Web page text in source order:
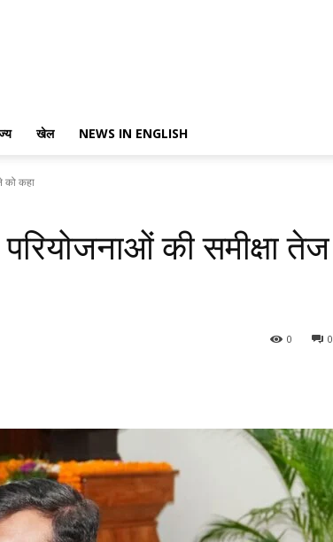
खेल NEWS IN ENGLISH
को कहा
की समीक्षा तेज
0
0